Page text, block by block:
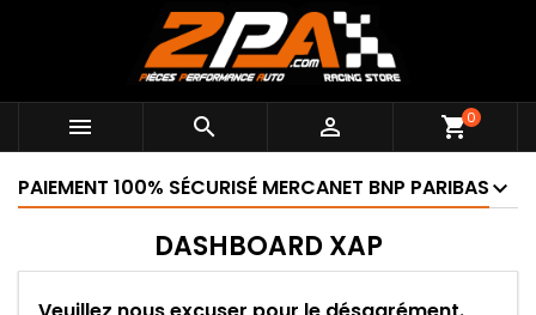
   shopping_cart0
PAIEMENT 100% SÉCURISÉ MERCANET BNP PARIBAS
DASHBOARD XAP